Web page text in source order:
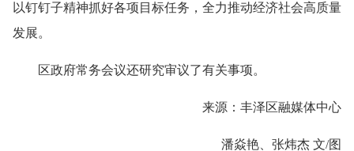
以钉钉子精神抓好各项目标任务，全力推动经济社会高质量
发展。
区政府常务会议还研究审议了有关事项。
来源：丰泽区融媒体中心
潘焱艳、张炜杰 文/图